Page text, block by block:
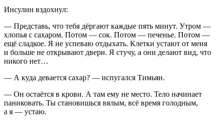
Инсулин вздохнул:
— Представь, что тебя дёргают каждые пять минут. Утром —
хлопья с сахаром. Потом — сок. Потом — печенье. Потом —
ещё сладкое. Я не успеваю отдыхать. Клетки устают от меня
и больше не открывают двери. Я стучу, а они делают вид, что
никого нет…
— А куда девается сахар? — испугался Тимьян.
— Он остаётся в крови. А там ему не место. Тело начинает
паниковать. Ты становишься вялым, всё время голодным,
а я — устаю.